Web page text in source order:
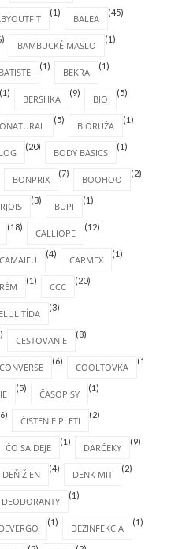
(1)
BALEA
(45)
BAMBUCKÉ MASLO
(1)
BATISTE
(1)
BEKRA
(1)
(1)
BERSHKA
(9)
BIO
(5)
(5)
BIORUŽA
(1)
(20)
BODY BASICS
(1)
BONPRIX
(7)
BOOHOO
(2)
(3)
BUPI
(1)
(18)
CALLIOPE
(12)
CAMAIEU
(4)
CARMEX
(1)
(1)
CCC
(20)
(3)
CESTOVANIE
(8)
CONVERSE
(6)
COOLTOVKA
(1)
(5)
ČASOPISY
(1)
ČISTENIE PLETI
(2)
ČO SA DEJE
(1)
DARČEKY
(9)
DEŇ ŽIEN
(4)
DENK MIT
(2)
DEODORANTY
(1)
DEVERGO
(1)
DEZINFEKCIA
(1)